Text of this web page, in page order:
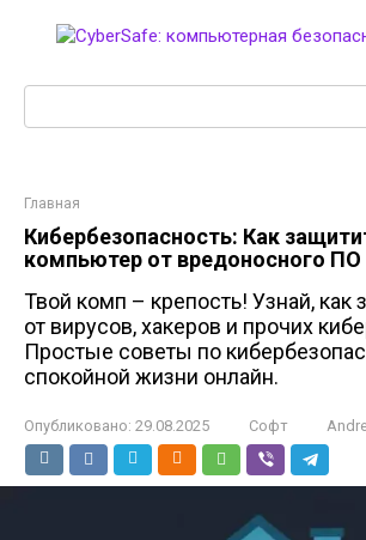
Главная
Кибербезопасность: Как
компьютер от вредоносного ПО
Твой комп – крепость! Узнай, как
от вирусов, хакеров и прочих
Простые советы по
спокойной жизни онлайн.
Опубликовано: 29.08.2025 Софт